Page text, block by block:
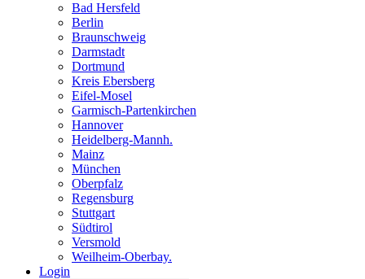
Bad Hersfeld
Berlin
Braunschweig
Darmstadt
Dortmund
Kreis Ebersberg
Eifel-Mosel
Garmisch-Partenkirchen
Hannover
Heidelberg-Mannh.
Mainz
München
Oberpfalz
Regensburg
Stuttgart
Südtirol
Versmold
Weilheim-Oberbay.
Login